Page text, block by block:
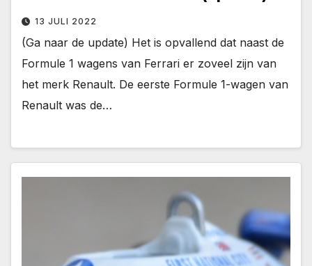
13 JULI 2022
(Ga naar de update) Het is opvallend dat naast de
Formule 1 wagens van Ferrari er zoveel zijn van
het merk Renault. De eerste Formule 1-wagen van
Renault was de…